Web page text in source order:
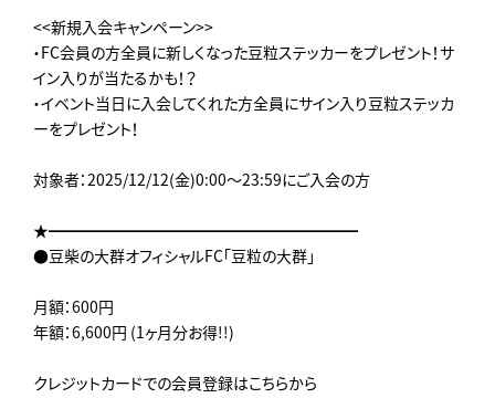
<<新規入会キャンペーン>>
・FC会員の方全員に新しくなった豆粒ステッカーをプレゼント！サ
イン入りが当たるかも！？
・イベント当日に入会してくれた方全員にサイン入り豆粒ステッカ
ーをプレゼント！
対象者：2025/12/12(金)0:00～23:59にご入会の方
★━━━━━━━━━━━━━━━━━━━━
●豆柴の大群オフィシャルFC「豆粒の大群」
月額：600円
年額：6,600円 (1ヶ月分お得!!)
クレジットカードでの会員登録はこちらから